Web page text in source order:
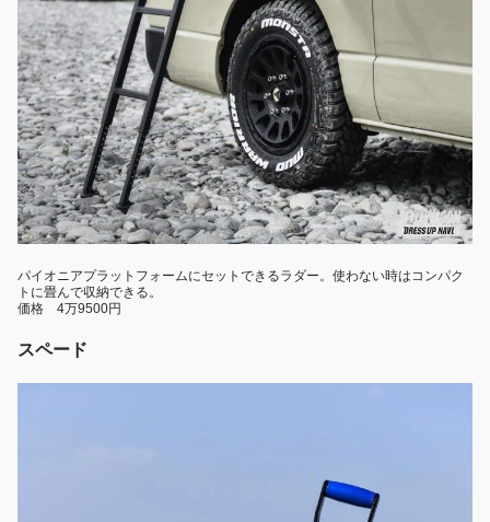
パイオニアプラットフォームにセットできるラダー。使わない時はコンパク
トに畳んで収納できる。
価格 4万9500円
スペード